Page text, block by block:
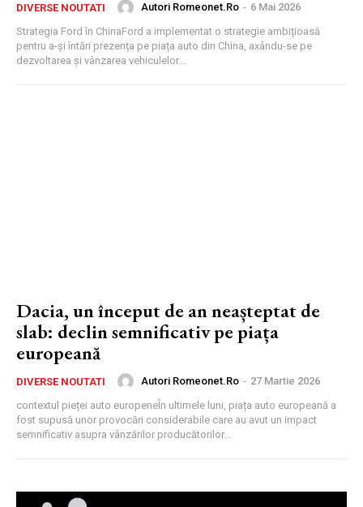
DIVERSE NOUTATI Autori Romeonet.ro - 6 Mai 2026
Strategia Ford în ChinaFord a implementat o strategie ambițioasă
pentru a-și întări prezența pe piața auto din China, axându-se pe
dezvoltarea și vânzarea vehiculelor...
Dacia, un început de an neașteptat de
slab: declin semnificativ pe piața
europeană
DIVERSE NOUTATI Autori Romeonet.ro - 27 Martie 2026
contextul pieței auto europeneÎn ultimele luni, piața auto europeană a
fost supusă unor provocări considerabile care au avut un impact
semnificativ asupra vânzărilor producătorilor...